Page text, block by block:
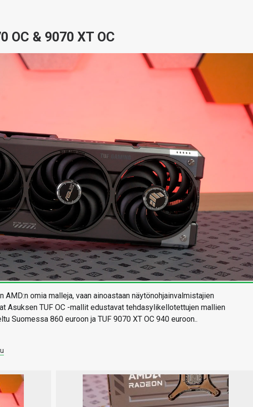
OC & 9070 XT OC
omia malleja, vaan ainoastaan näytönohjainvalmistajien
Asuksen TUF OC -mallit edustavat tehdasylikellotettujen mallien
Suomessa 860 euroon ja TUF 9070 XT OC 940 euroon..